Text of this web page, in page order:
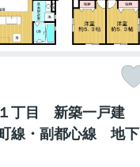
丁目 新築一戸建
線・副都心線 地下